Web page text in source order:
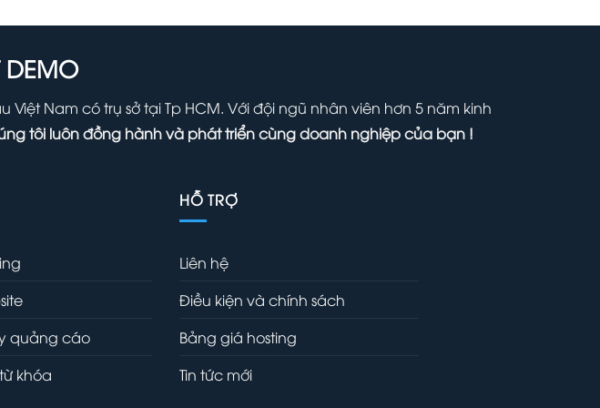
DEMO
Nam có trụ sở tại Tp HCM. Với đội ngũ nhân viên hơn 5 năm kinh
tôi luôn đồng hành và phát triển cùng doanh nghiệp của bạn !
quảng cáo
khóa
HỖ TRỢ
Liên hệ
Điều kiện và chính sách
Bảng giá hosting
Tin tức mới